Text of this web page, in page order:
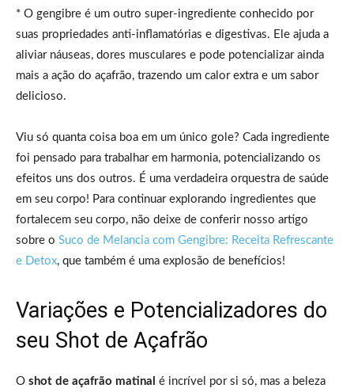
* O gengibre é um outro super-ingrediente conhecido por
suas propriedades anti-inflamatórias e digestivas. Ele ajuda a
aliviar náuseas, dores musculares e pode potencializar ainda
mais a ação do açafrão, trazendo um calor extra e um sabor
delicioso.
Viu só quanta coisa boa em um único gole? Cada ingrediente
foi pensado para trabalhar em harmonia, potencializando os
efeitos uns dos outros. É uma verdadeira orquestra de saúde
em seu corpo! Para continuar explorando ingredientes que
fortalecem seu corpo, não deixe de conferir nosso artigo
sobre o Suco de Melancia com Gengibre: Receita Refrescante
e Detox, que também é uma explosão de benefícios!
Variações e Potencializadores do
seu Shot de Açafrão
O shot de açafrão matinal é incrível por si só, mas a beleza